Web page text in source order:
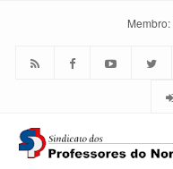
Membro: